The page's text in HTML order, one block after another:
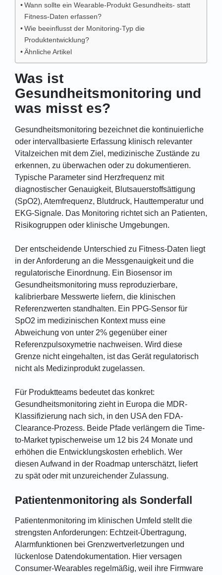
Wann sollte ein Wearable-Produkt Gesundheits- statt
Fitness-Daten erfassen?
Wie beeinflusst der Monitoring-Typ die
Produktentwicklung?
Ähnliche Artikel
Was ist
Gesundheitsmonitoring und
was misst es?
Gesundheitsmonitoring bezeichnet die kontinuierliche
oder intervallbasierte Erfassung klinisch relevanter
Vitalzeichen mit dem Ziel, medizinische Zustände zu
erkennen, zu überwachen oder zu dokumentieren.
Typische Parameter sind Herzfrequenz mit
diagnostischer Genauigkeit, Blutsauerstoffsättigung
(SpO2), Atemfrequenz, Blutdruck, Hauttemperatur und
EKG-Signale. Das Monitoring richtet sich an Patienten,
Risikogruppen oder klinische Umgebungen.
Der entscheidende Unterschied zu Fitness-Daten liegt
in der Anforderung an die Messgenauigkeit und die
regulatorische Einordnung. Ein Biosensor im
Gesundheitsmonitoring muss reproduzierbare,
kalibrierbare Messwerte liefern, die klinischen
Referenzwerten standhalten. Ein PPG-Sensor für
SpO2 im medizinischen Kontext muss eine
Abweichung von unter 2% gegenüber einer
Referenzpulsoxymetrie nachweisen. Wird diese
Grenze nicht eingehalten, ist das Gerät regulatorisch
nicht als Medizinprodukt zugelassen.
Für Produktteams bedeutet das konkret:
Gesundheitsmonitoring zieht in Europa die MDR-
Klassifizierung nach sich, in den USA den FDA-
Clearance-Prozess. Beide Pfade verlängern die Time-
to-Market typischerweise um 12 bis 24 Monate und
erhöhen die Entwicklungskosten erheblich. Wer
diesen Aufwand in der Roadmap unterschätzt, liefert
zu spät oder mit unzureichender Zulassung.
Patientenmonitoring als Sonderfall
Patientenmonitoring im klinischen Umfeld stellt die
strengsten Anforderungen: Echtzeit-Übertragung,
Alarmfunktionen bei Grenzwertverletzungen und
lückenlose Datendokumentation. Hier versagen
Consumer-Wearables regelmäßig, weil ihre Firmware